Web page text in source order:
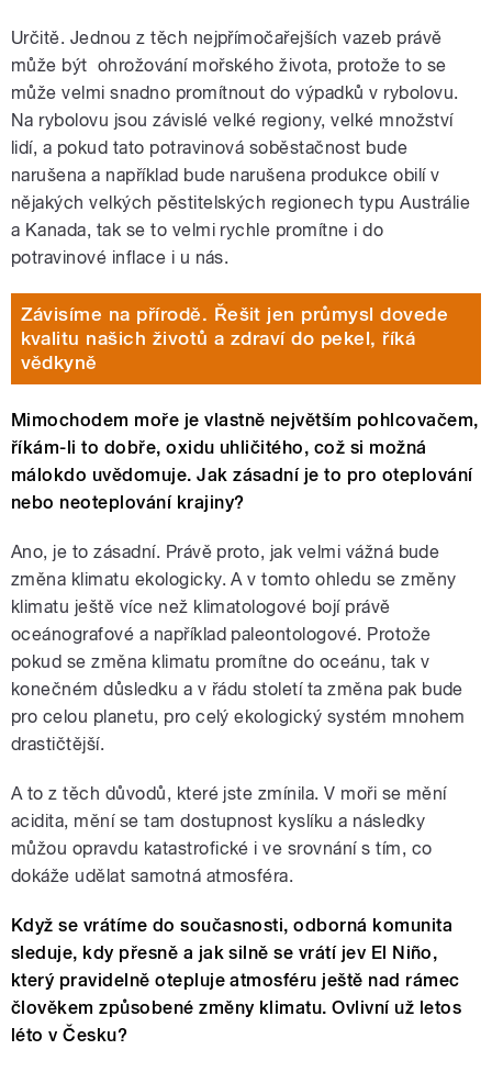
Určitě. Jednou z těch nejpřímočařejších vazeb právě
může být ohrožování mořského života, protože to se
může velmi snadno promítnout do výpadků v rybolovu.
Na rybolovu jsou závislé velké regiony, velké množství
lidí, a pokud tato potravinová soběstačnost bude
narušena a například bude narušena produkce obilí v
nějakých velkých pěstitelských regionech typu Austrálie
a Kanada, tak se to velmi rychle promítne i do
potravinové inflace i u nás.
Závisíme na přírodě. Řešit jen průmysl dovede
kvalitu našich životů a zdraví do pekel, říká
vědkyně
Mimochodem moře je vlastně největším pohlcovačem,
říkám-li to dobře, oxidu uhličitého, což si možná
málokdo uvědomuje. Jak zásadní je to pro oteplování
nebo neoteplování krajiny?
Ano, je to zásadní. Právě proto, jak velmi vážná bude
změna klimatu ekologicky. A v tomto ohledu se změny
klimatu ještě více než klimatologové bojí právě
oceánografové a například paleontologové. Protože
pokud se změna klimatu promítne do oceánu, tak v
konečném důsledku a v řádu století ta změna pak bude
pro celou planetu, pro celý ekologický systém mnohem
drastičtější.
A to z těch důvodů, které jste zmínila. V moři se mění
acidita, mění se tam dostupnost kyslíku a následky
můžou opravdu katastrofické i ve srovnání s tím, co
dokáže udělat samotná atmosféra.
Když se vrátíme do současnosti, odborná komunita
sleduje, kdy přesně a jak silně se vrátí jev El Niño,
který pravidelně otepluje atmosféru ještě nad rámec
člověkem způsobené změny klimatu. Ovlivní už letos
léto v Česku?